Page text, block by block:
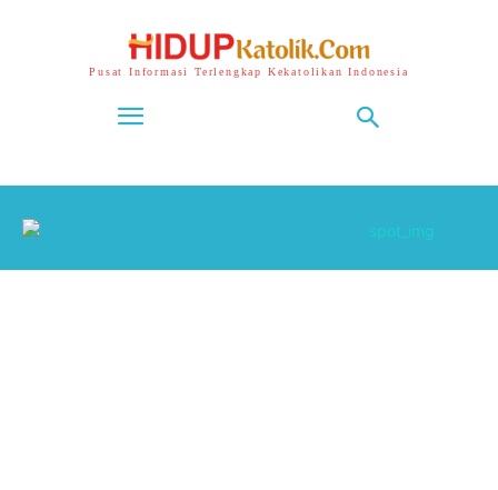
Pusat Informasi Terlengkap Kekatolikan Indonesia